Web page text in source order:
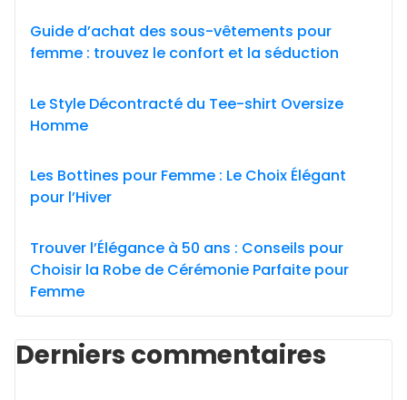
Guide d’achat des sous-vêtements pour
femme : trouvez le confort et la séduction
Le Style Décontracté du Tee-shirt Oversize
Homme
Les Bottines pour Femme : Le Choix Élégant
pour l’Hiver
Trouver l’Élégance à 50 ans : Conseils pour
Choisir la Robe de Cérémonie Parfaite pour
Femme
Derniers commentaires